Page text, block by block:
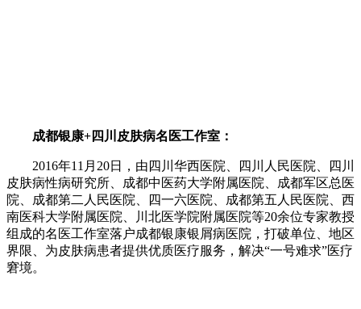
成都银康+四川皮肤病名医工作室：
2016年11月20日，由四川华西医院、四川人民医院、四川
皮肤病性病研究所、成都中医药大学附属医院、成都军区总医
院、成都第二人民医院、四一六医院、成都第五人民医院、西
南医科大学附属医院、川北医学院附属医院等20余位专家教授
组成的名医工作室落户成都银康银屑病医院，打破单位、地区
界限、为皮肤病患者提供优质医疗服务，解决“一号难求”医疗
窘境。